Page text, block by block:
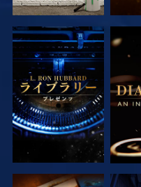
シリーズを探求 シ